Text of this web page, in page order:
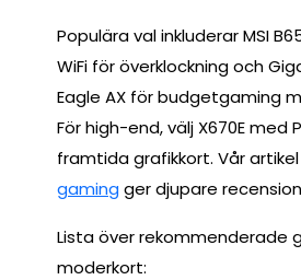
Populära val inkluderar MSI
WiFi för överklockning och
Eagle AX för budgetgaming
För high-end, välj X670E med
framtida grafikkort. Vår
gaming ger djupare
Lista över rekommenderade
moderkort: